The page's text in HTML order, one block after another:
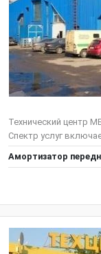
Технический центр
Спектр услуг
Амортизатор